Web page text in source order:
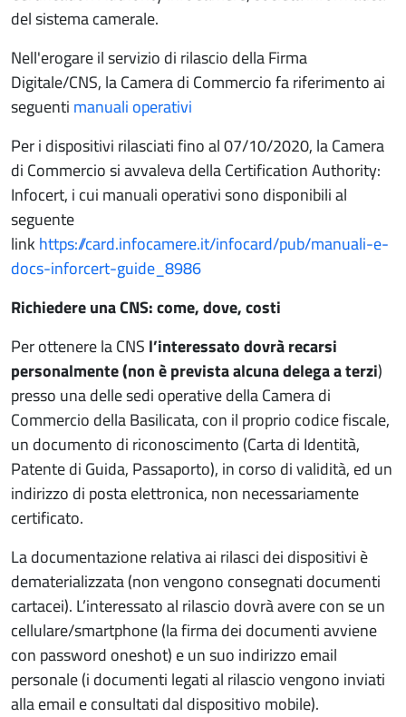
del sistema camerale.
Nell'erogare il servizio di rilascio della Firma
Digitale/CNS, la Camera di Commercio fa riferimento ai
seguenti manuali operativi
Per i dispositivi rilasciati fino al 07/10/2020, la Camera
di Commercio si avvaleva della Certification Authority:
Infocert, i cui manuali operativi sono disponibili al
seguente
link https://card.infocamere.it/infocard/pub/manuali-e-
docs-inforcert-guide_8986
Richiedere una CNS: come, dove, costi
Per ottenere la CNS l’interessato dovrà recarsi
personalmente (non è prevista alcuna delega a terzi)
presso una delle sedi operative della Camera di
Commercio della Basilicata, con il proprio codice fiscale,
un documento di riconoscimento (Carta di Identità,
Patente di Guida, Passaporto), in corso di validità, ed un
indirizzo di posta elettronica, non necessariamente
certificato.
La documentazione relativa ai rilasci dei dispositivi è
dematerializzata (non vengono consegnati documenti
cartacei). L’interessato al rilascio dovrà avere con se un
cellulare/smartphone (la firma dei documenti avviene
con password oneshot) e un suo indirizzo email
personale (i documenti legati al rilascio vengono inviati
alla email e consultati dal dispositivo mobile).